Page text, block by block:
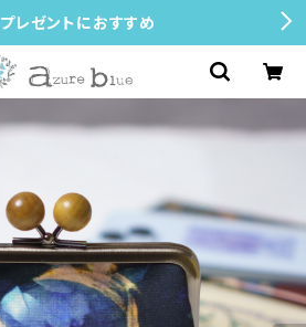
プレゼントにおすすめ